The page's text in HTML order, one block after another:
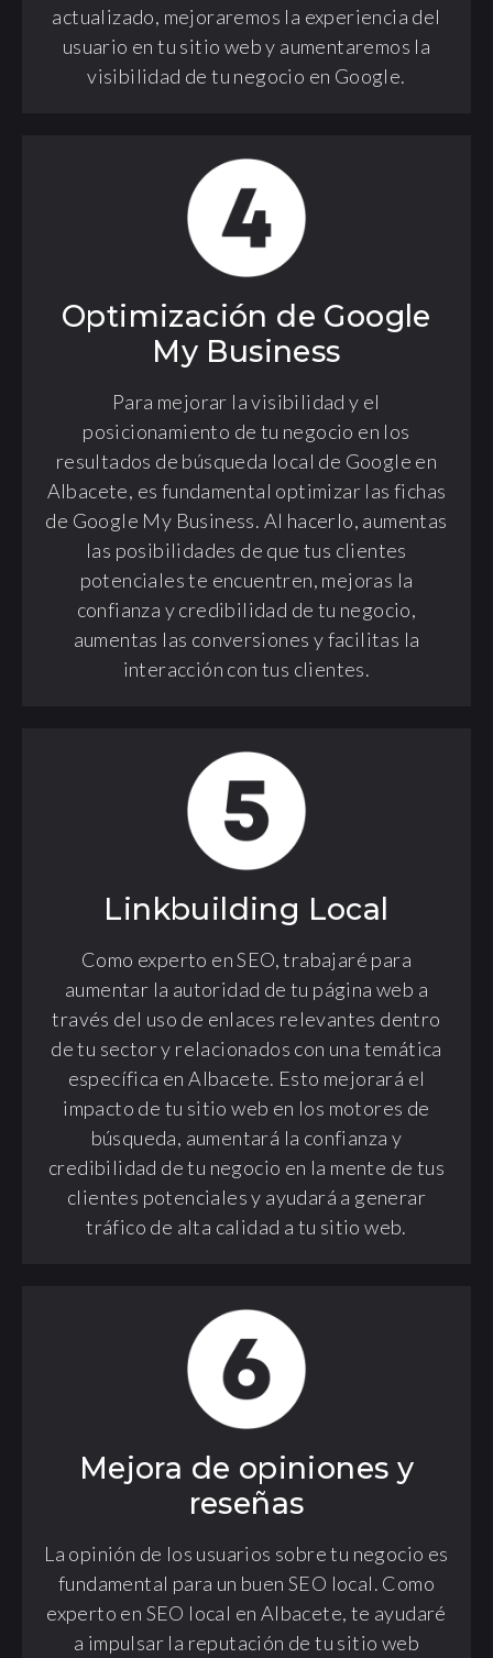
actualizado, mejoraremos la experiencia del
usuario en tu sitio web y aumentaremos la
visibilidad de tu negocio en Google.
Optimización de Google
My Business
Para mejorar la visibilidad y el
posicionamiento de tu negocio en los
resultados de búsqueda local de Google en
Albacete, es fundamental optimizar las fichas
de Google My Business. Al hacerlo, aumentas
las posibilidades de que tus clientes
potenciales te encuentren, mejoras la
confianza y credibilidad de tu negocio,
aumentas las conversiones y facilitas la
interacción con tus clientes.
Linkbuilding Local
Como experto en SEO, trabajaré para
aumentar la autoridad de tu página web a
través del uso de enlaces relevantes dentro
de tu sector y relacionados con una temática
específica en Albacete. Esto mejorará el
impacto de tu sitio web en los motores de
búsqueda, aumentará la confianza y
credibilidad de tu negocio en la mente de tus
clientes potenciales y ayudará a generar
tráfico de alta calidad a tu sitio web.
Mejora de opiniones y
reseñas
La opinión de los usuarios sobre tu negocio es
fundamental para un buen SEO local. Como
experto en SEO local en Albacete, te ayudaré
a impulsar la reputación de tu sitio web